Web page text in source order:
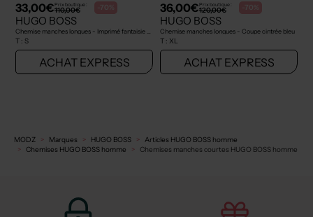
33,00€Prix boutique :
110,00€ -70%
HUGO BOSS
T : S
ACHAT EXPRESS
36,00€Prix boutique :
120,00€ -70%
HUGO BOSS
Chemise manches longues - Coupe cintrée bleu
T : XL
ACHAT EXPRESS
MODZ Marques HUGO BOSS
Articles HUGO BOSS homme
Chemises HUGO BOSS homme
Chemises manches courtes HUGO BOSS homme